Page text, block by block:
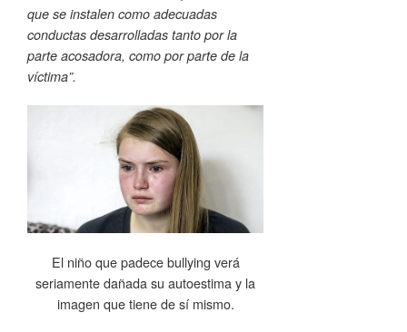
que se instalen como adecuadas
conductas desarrolladas tanto por la
parte acosadora, como por parte de la
víctima”.
El niño que padece bullying verá
seriamente dañada su autoestima y la
imagen que tiene de sí mismo.